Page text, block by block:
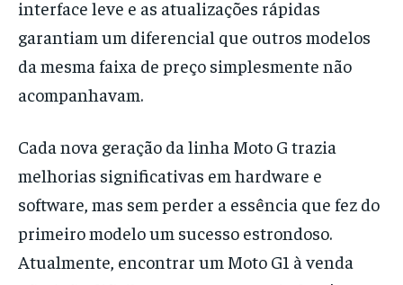
interface leve e as atualizações rápidas
garantiam um diferencial que outros modelos
da mesma faixa de preço simplesmente não
acompanhavam.
Cada nova geração da linha Moto G trazia
melhorias significativas em hardware e
software, mas sem perder a essência que fez do
primeiro modelo um sucesso estrondoso.
Atualmente, encontrar um Moto G1 à venda